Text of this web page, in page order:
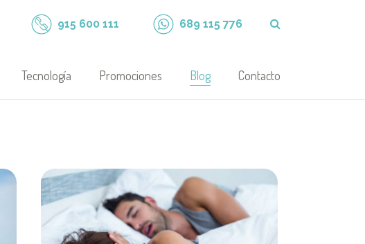
915 600 111 689 115 776
Tecnología Promociones Blog Contacto